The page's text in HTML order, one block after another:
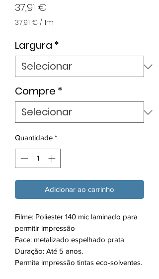
37,91 €
37,91 € / 1m
por
1
metro
Largura *
Compre *
Quantidade *
Adicionar ao carrinho
Filme: Poliester 140 mic laminado para
permitir impressão
Face: metalizado espelhado prata
Duração: Até 5 anos.
Permite impressão tintas eco-solventes.